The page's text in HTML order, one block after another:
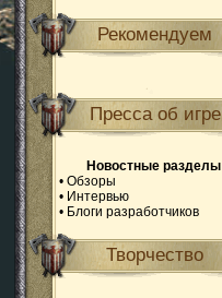
Рекомендуем
Пресса об игре
Новостные разделы
• Обзоры
• Интервью
• Блоги разработчиков
Творчество